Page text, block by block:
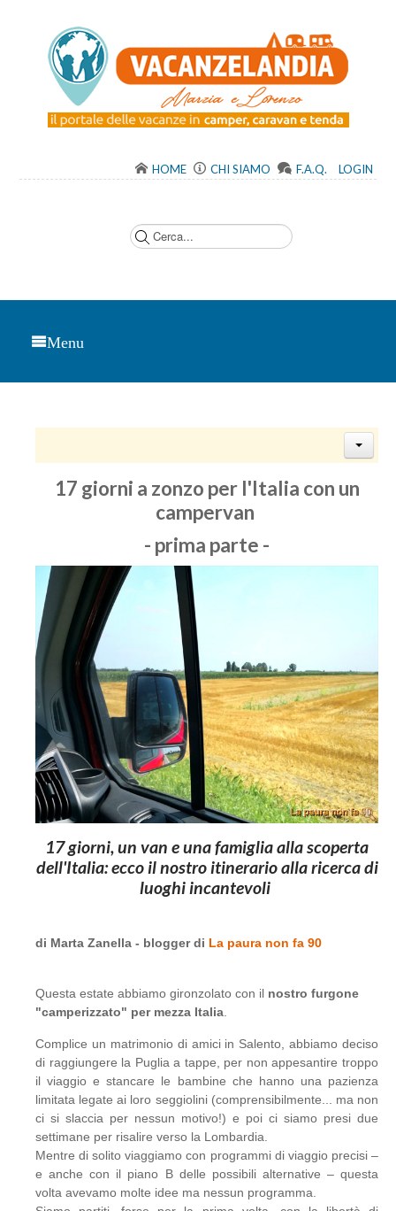
HOME CHI SIAMO F.A.Q. LOGIN
Menu
17 giorni a zonzo per l'Italia con un
campervan
- prima parte -
17 giorni, un van e una famiglia alla scoperta
dell'Italia: ecco il nostro itinerario alla ricerca di
luoghi incantevoli
di Marta Zanella - blogger di La paura non fa 90
Questa estate abbiamo gironzolato con il nostro furgone
"camperizzato" per mezza Italia
Complice un matrimonio di amici in Salento, abbiamo deciso
di raggiungere la Puglia a tappe, per non appesantire troppo
il viaggio e stancare le bambine che hanno una pazienza
limitata legate ai loro seggiolini (comprensibilmente... ma non
ci si slaccia per nessun motivo!) e poi ci siamo presi due
settimane per risalire verso la Lombardia.
Mentre di solito viaggiamo con programmi di viaggio precisi –
e anche con il piano B delle possibili alternative – questa
volta avevamo molte idee ma nessun programma.